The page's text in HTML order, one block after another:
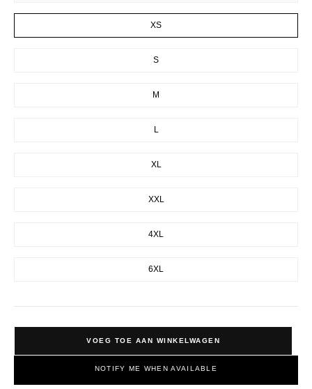
XS
S
M
L
XL
XXL
4XL
6XL
VOEG TOE AAN WINKELWAGEN
NOTIFY ME WHEN AVAILABLE